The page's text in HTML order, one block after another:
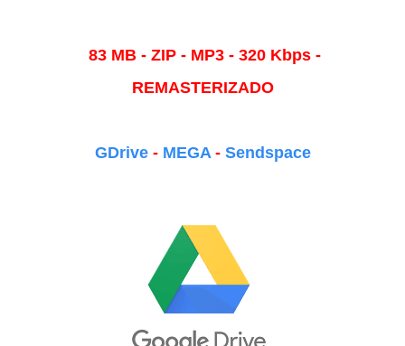
83 MB - ZIP - MP3 - 320 Kbps -
REMASTERIZADO
GDrive- MEGA- Sendspace